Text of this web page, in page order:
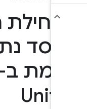
תחילת
מסד
Unity